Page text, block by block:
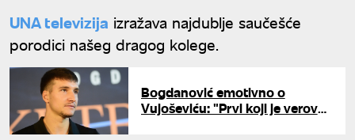
UNA televizija izražava najdublje saučešće
porodici našeg dragog kolege.
Bogdanović emotivno o
Vujoševiću: "Prvi koji je verovao